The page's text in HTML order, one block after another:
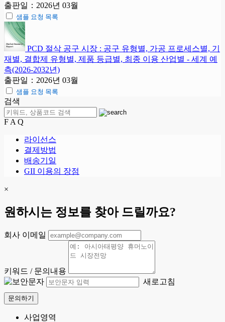
출판일：2026년 03월
샘플 요청 목록
PCD 절삭 공구 시장 : 공구 유형별, 가공 프로세스별, 기
재별, 결합제 유형별, 제품 등급별, 최종 이용 산업별 - 세계 예
측(2026-2032년)
출판일：2026년 03월
샘플 요청 목록
검색
F A Q
라이선스
결제방법
배송기일
GII 이용의 장점
×
원하시는 정보를 찾아 드릴까요?
회사 이메일
키워드 / 문의내용
새로고침
문의하기
사업영역